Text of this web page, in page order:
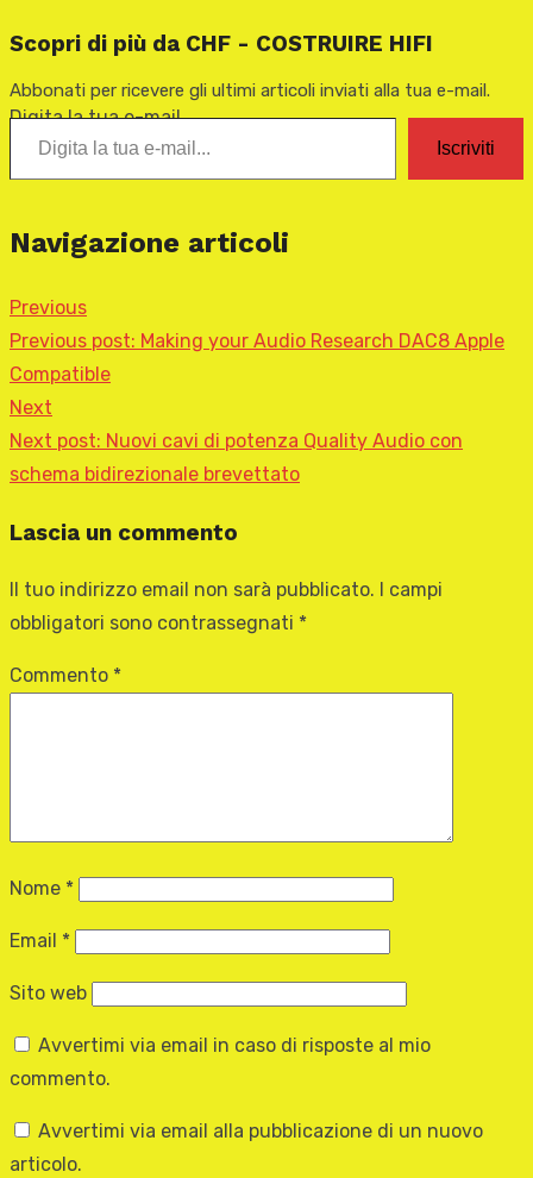
Scopri di più da CHF - COSTRUIRE HIFI
Abbonati per ricevere gli ultimi articoli inviati alla tua e-mail.
Digita la tua e-mail...
Iscriviti
Navigazione articoli
Previous
Previous post: Making your Audio Research DAC8 Apple
Compatible
Next
Next post: Nuovi cavi di potenza Quality Audio con
schema bidirezionale brevettato
Lascia un commento
Il tuo indirizzo email non sarà pubblicato.
I campi
obbligatori sono contrassegnati *
Commento *
Nome *
Email *
Sito web
Avvertimi via email in caso di risposte al mio
commento.
Avvertimi via email alla pubblicazione di un nuovo
articolo.